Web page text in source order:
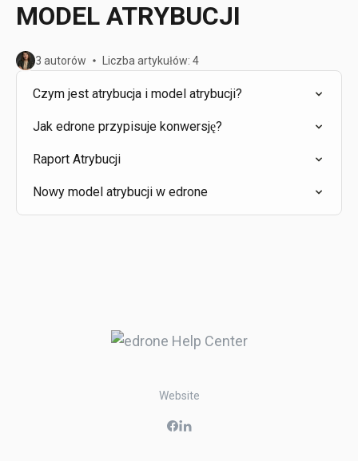
MODEL ATRYBUCJI
3 autorów Liczba artykułów: 4
Czym jest atrybucja i model atrybucji?
Jak edrone przypisuje konwersję?
Raport Atrybucji
Nowy model atrybucji w edrone
Website